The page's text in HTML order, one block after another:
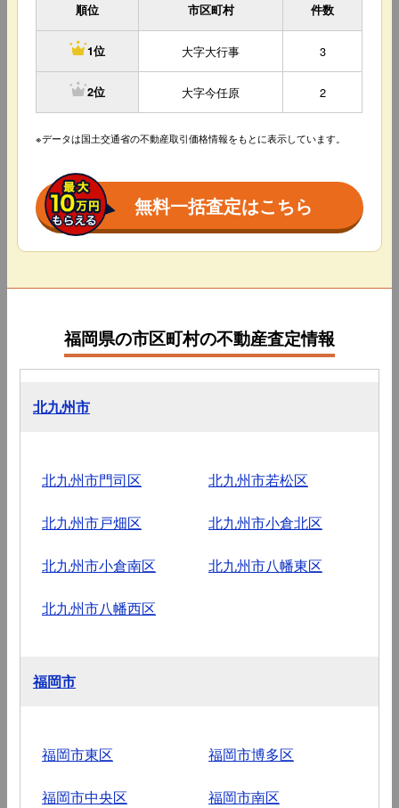
順位 市区町村 件数
1位 大字大行事 3
2位 大字今任原 2
※データは国土交通省の不動産取引価格情報をもとに表示しています。
無料一括査定はこちら
福岡県の市区町村の不動産査定情報
北九州市
北九州市門司区 北九州市若松区
北九州市戸畑区 北九州市小倉北区
北九州市小倉南区 北九州市八幡東区
北九州市八幡西区
福岡市
福岡市東区 福岡市博多区
福岡市中央区 福岡市南区